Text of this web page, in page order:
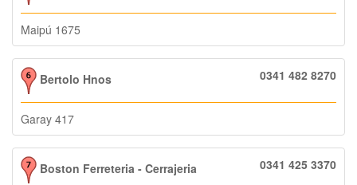
Maipú 1675
Bertolo Hnos 0341 482 8270
Garay 417
Boston Ferreteria - Cerrajeria 0341 425 3370